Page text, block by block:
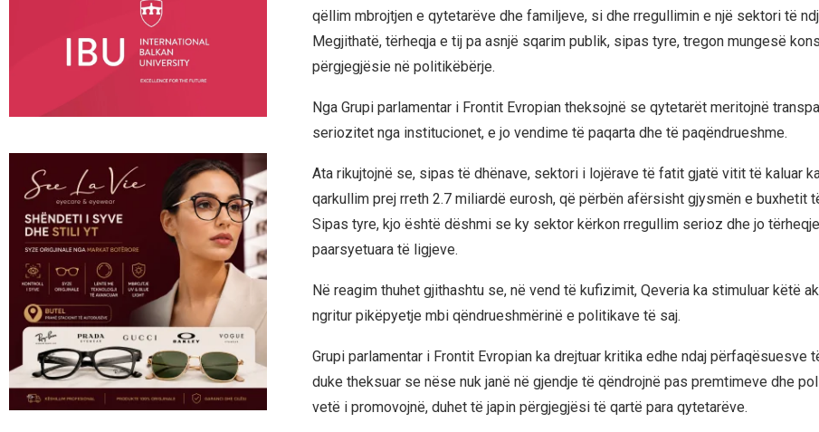
qëllim mbrojtjen e qytetarëve dhe familjeve, si dhe rregullimin e një sektori të
Megjithatë, tërheqja e tij pa asnjë sqarim publik, sipas tyre, tregon mungesë
përgjegjësie në politikëbërje.
Nga Grupi parlamentar i Frontit Evropian theksojnë se qytetarët meritojnë
seriozitet nga institucionet, e jo vendime të paqarta dhe të paqëndrueshme.
Ata rikujtojnë se, sipas të dhënave, sektori i lojërave të fatit gjatë vitit të kaluar
qarkullim prej rreth 2.7 miliardë eurosh, që përbën afërsisht gjysmën e buxhetit
Sipas tyre, kjo është dëshmi se ky sektor kërkon rregullim serioz dhe jo
paarsyetuara të ligjeve.
Në reagim thuhet gjithashtu se, në vend të kufizimit, Qeveria ka stimuluar këtë
ngritur pikëpyetje mbi qëndrueshmërinë e politikave të saj.
Grupi parlamentar i Frontit Evropian ka drejtuar kritika edhe ndaj përfaqësuesve
duke theksuar se nëse nuk janë në gjendje të qëndrojnë pas premtimeve dhe
vetë i promovojnë, duhet të japin përgjegjësi të qartë para qytetarëve.